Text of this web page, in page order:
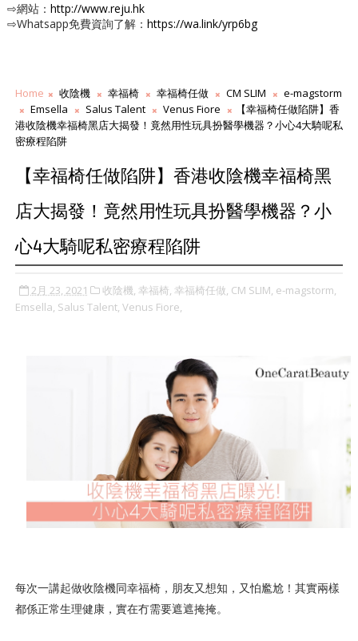
⇨網站： http://www.reju.hk
⇨Whatsapp免費資詢了解： https://wa.link/yrp6bg
Home 收陰機 幸福椅 幸福椅任做 CM SLIM
e-magstorm
Emsella
Salus Talent Venus Fiore
【幸福椅任做陷阱】香
港收陰機幸福椅黑店大揭發！竟然用性玩具扮醫學機器？小心4大騎呢私
密療程陷阱
【幸福椅任做陷阱】香港收陰機幸福椅黑
店大揭發！竟然用性玩具扮醫學機器？小
心4大騎呢私密療程陷阱
2月 23, 2021 收陰機, 幸福椅, 幸福椅任做, CM SLIM, e-magstorm,
Emsella, Salus Talent, Venus Fiore,
每次一講起做收陰機同幸福椅，朋友又想知，又怕尷尬！其實兩樣
都係正常生理健康，實在冇需要遮遮掩掩。